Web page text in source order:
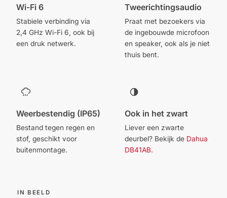
Wi-Fi 6
Stabiele verbinding via
2,4 GHz Wi-Fi 6, ook bij
een druk netwerk.
Tweerichtingsaudio
Praat met bezoekers via
de ingebouwde microfoon
en speaker, ook als je niet
thuis bent.
Weerbestendig (IP65)
Bestand tegen regen en
stof, geschikt voor
buitenmontage.
Ook in het zwart
Liever een zwarte
deurbel? Bekijk de Dahua
DB41AB.
IN BEELD